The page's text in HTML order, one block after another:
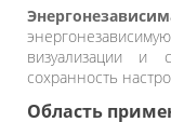
визуализации и
сохранность
Область